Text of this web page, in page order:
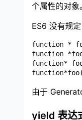
个属性的对象。
ES6 没有规定
function *
function
function*
由于
yield 表达